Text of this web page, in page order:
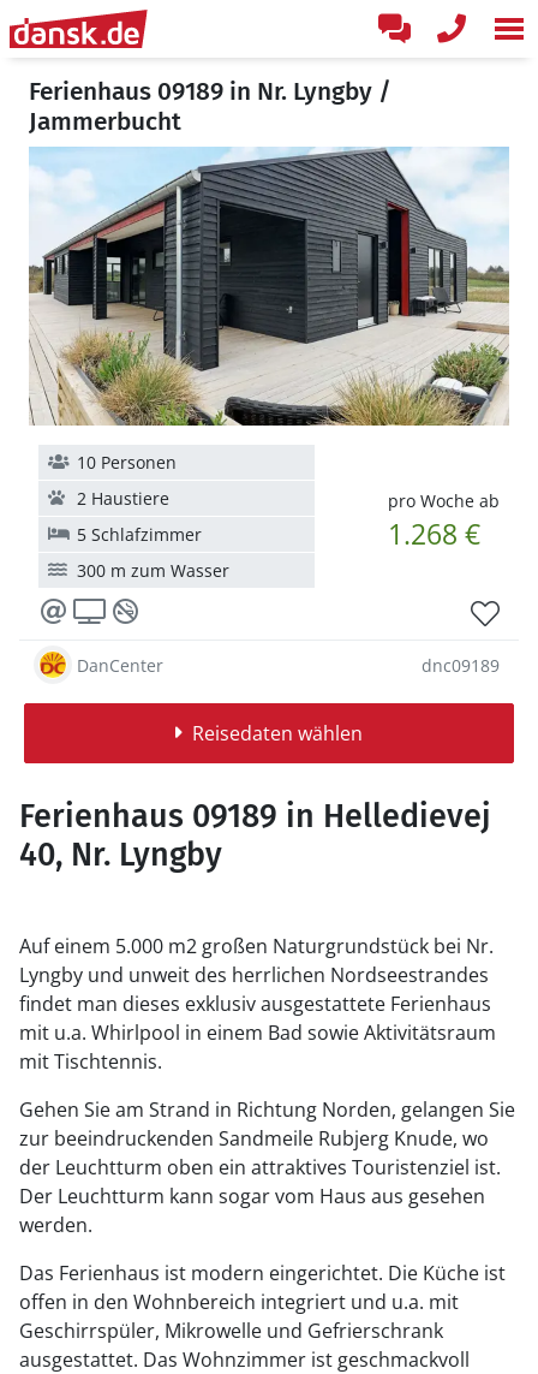
Ferienhaus 09189 in Nr. Lyngby /
Jammerbucht
pro Woche ab
1.268 €
10 Personen
2 Haustiere
5 Schlafzimmer
300 m zum Wasser
DanCenter dnc09189
Reisedaten wählen
Ferienhaus 09189 in Helledievej
40, Nr. Lyngby
Auf einem 5.000 m2 großen Naturgrundstück bei Nr.
Lyngby und unweit des herrlichen Nordseestrandes
findet man dieses exklusiv ausgestattete Ferienhaus
mit u.a. Whirlpool in einem Bad sowie Aktivitätsraum
mit Tischtennis.
Gehen Sie am Strand in Richtung Norden, gelangen Sie
zur beeindruckenden Sandmeile Rubjerg Knude, wo
der Leuchtturm oben ein attraktives Touristenziel ist.
Der Leuchtturm kann sogar vom Haus aus gesehen
werden.
Das Ferienhaus ist modern eingerichtet. Die Küche ist
offen in den Wohnbereich integriert und u.a. mit
Geschirrspüler, Mikrowelle und Gefrierschrank
ausgestattet. Das Wohnzimmer ist geschmackvoll